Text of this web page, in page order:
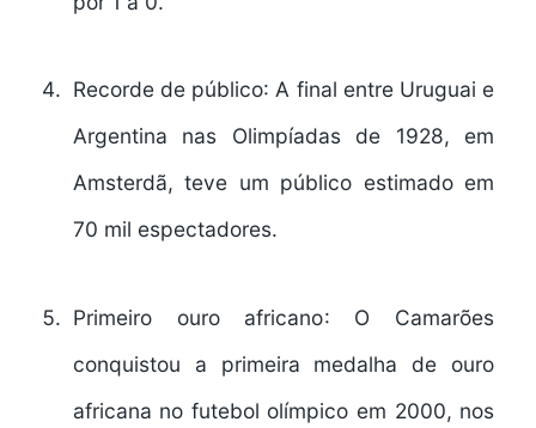
Recorde de público: A final entre Uruguai e
Argentina nas Olimpíadas de 1928, em
Amsterdã, teve um público estimado em
70 mil espectadores.
Primeiro ouro africano: O Camarões
conquistou a primeira medalha de ouro
africana no futebol olímpico em 2000, nos